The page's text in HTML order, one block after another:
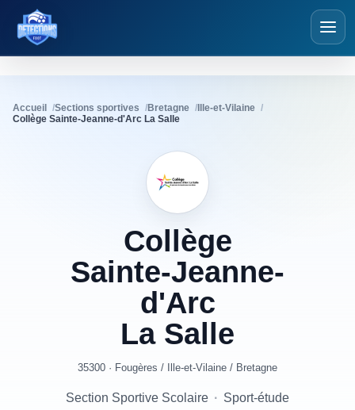
Détections Foot
Accueil Sections sportives Bretagne
Ille-et-Vilaine
Collège Sainte-Jeanne-d'Arc La Salle
Collège
Sainte-Jeanne-
d'Arc
La Salle
35300 · Fougères / Ille-et-Vilaine / Bretagne
Section Sportive Scolaire · Sport-étude